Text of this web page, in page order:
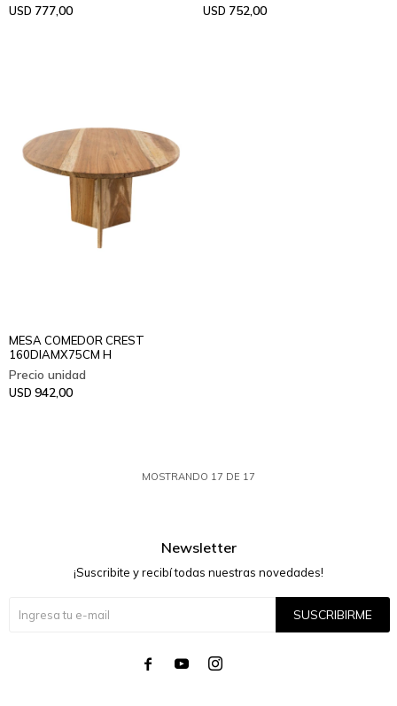
USD 777,00 USD 752,00
MESA COMEDOR CREST
160DIAMX75CM H
USD 942,00
MOSTRANDO 17 DE 17
Newsletter
¡Suscribite y recibí todas nuestras novedades!
SUSCRIBIRME
  